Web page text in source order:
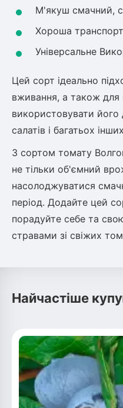
Азіатська груша
Лаванда
Пряні трави
Очиток (седум)
Барвінок
Чемерник
Рослини що
Гліцинія
Жимолость
Плющ
Клематіс
М'якуш смачний,
Хороша
Універсальне
Цей сорт ідеально
вживання, а також для
використовувати його
салатів і багатьох
З сортом томату
не тільки об'ємний
насолоджуватися
період. Додайте цей
порадуйте себе та
стравами зі свіжих
Найчастіше